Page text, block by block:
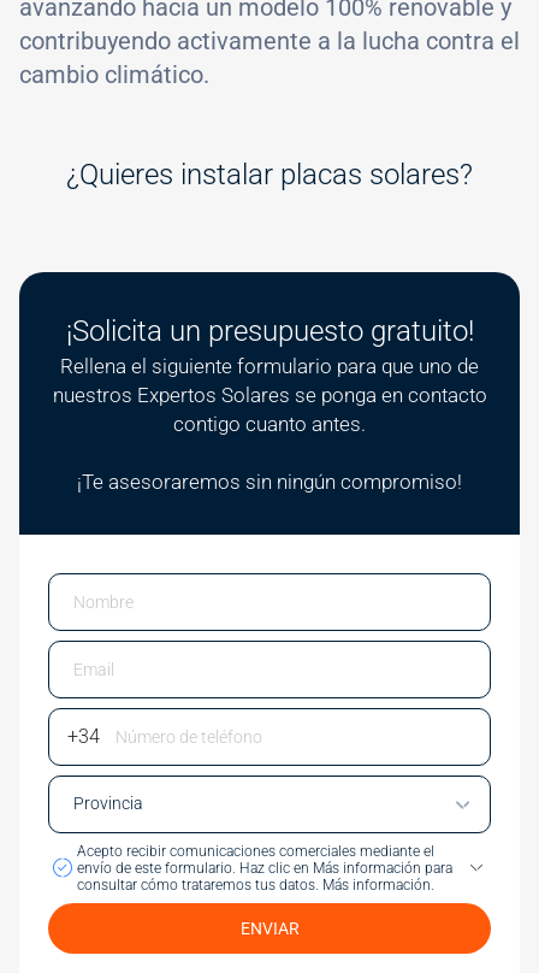
avanzando hacia un modelo 100% renovable y
contribuyendo activamente a la lucha contra el
cambio climático.
¿Quieres instalar placas solares?
¡Solicita un presupuesto gratuito!
Rellena el siguiente formulario para que uno de
nuestros Expertos Solares se ponga en contacto
contigo cuanto antes.
¡Te asesoraremos sin ningún compromiso!
Email
Phone Number
Acepto recibir comunicaciones comerciales mediante el
envío de este formulario. Haz clic en Más información para
consultar cómo trataremos tus datos. Más información.
ENVIAR